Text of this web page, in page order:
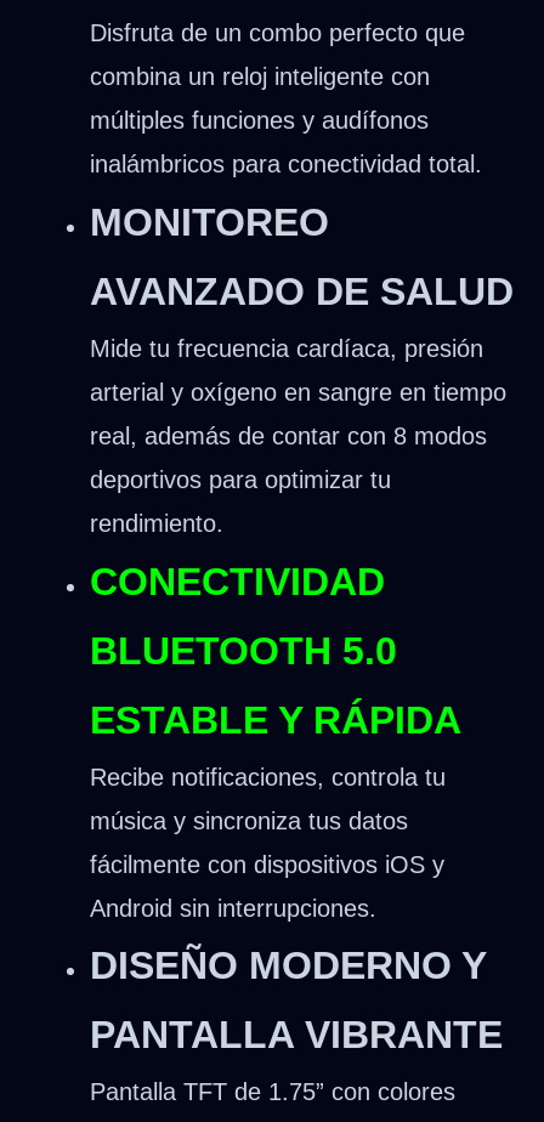
Disfruta de un combo perfecto que
combina un reloj inteligente con
múltiples funciones y audífonos
inalámbricos para conectividad total.
MONITOREO
AVANZADO DE SALUD
Mide tu frecuencia cardíaca, presión
arterial y oxígeno en sangre en tiempo
real, además de contar con 8 modos
deportivos para optimizar tu
rendimiento.
CONECTIVIDAD
BLUETOOTH 5.0
ESTABLE Y RÁPIDA
Recibe notificaciones, controla tu
música y sincroniza tus datos
fácilmente con dispositivos iOS y
Android sin interrupciones.
DISEÑO MODERNO Y
PANTALLA VIBRANTE
Pantalla TFT de 1.75” con colores